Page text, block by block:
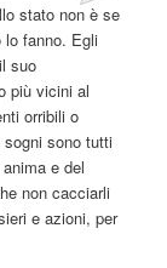
stato non è se
lo fanno. Egli
suo
più vicini al
orribili o
sono tutti
e del
non cacciarli
e azioni, per